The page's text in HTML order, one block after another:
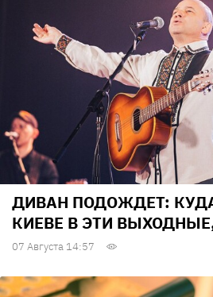
ДИВАН ПОДОЖДЕТ:
КИЕВЕ В ЭТИ
07 Августа 14:57